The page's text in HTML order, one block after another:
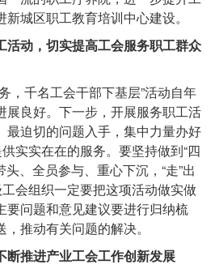
城区职工教育培训中心建设。
活动，切实提高工会服务职工群众
，千名工会干部下基层”活动自年
展良好。下一步，开展服务职工活
最迫切的问题入手，集中力量办好
实实在在的服务。要坚持做到“四
头、全员参与、重心下沉，“走”出
会组织一定要把这项活动做实做
要问题和意见建议要进行归纳梳
推动有关问题的解决。
断推进产业工会工作创新发展